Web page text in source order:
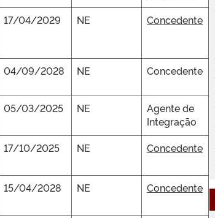
17/04/2029 NE Concedente
04/09/2028 NE Concedente
05/03/2025 NE
Agente de
Integração
17/10/2025 NE Concedente
15/04/2028 NE Concedente